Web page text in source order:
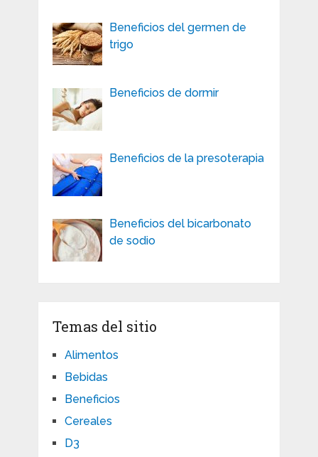
Beneficios del germen de
trigo
Beneficios de dormir
Beneficios de la presoterapia
Beneficios del bicarbonato
de sodio
Temas del sitio
Alimentos
Bebidas
Beneficios
Cereales
D3